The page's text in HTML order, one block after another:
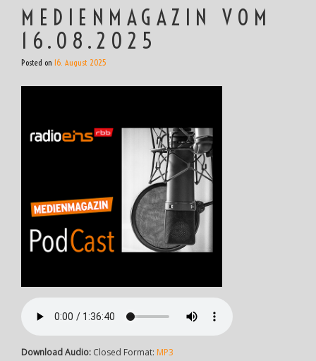
MEDIENMAGAZIN VOM
16.08.2025
Posted on 16. August 2025
Download Audio: Closed Format: MP3